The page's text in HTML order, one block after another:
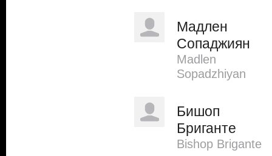
Мадлен
Сопаджиян
Madlen
Sopadzhiyan
Бишоп
Бриганте
Bishop Brigante